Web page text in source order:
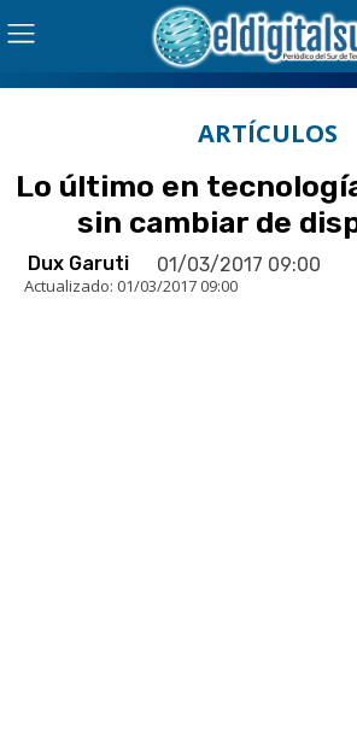
ARTÍCULOS
Lo último en
sin cambiar de
Dux Garuti 01/03/2017 09:00
Actualizado: 01/03/2017 09:00